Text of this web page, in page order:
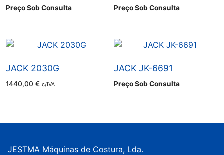
Preço Sob Consulta Preço Sob Consulta
JACK 2030G
1440,00 € c/IVA
JACK JK-6691
Preço Sob Consulta
JESTMA Máquinas de Costura, Lda.